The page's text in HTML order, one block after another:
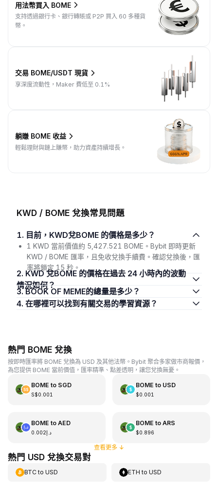
用法幣買入 BOME
支持透過銀行卡、銀行轉賬或 P2P 買入 60 多種貨
幣。
交易 BOME/USDT 現貨
享深度流動性，Maker 費低至 0.1%
躺賺 BOME 收益
輕鬆理財與鏈上賺幣，助力資產持續增長。
KWD / BOME 兌換常見問題
1. 目前，KWD兌BOME 的價格是多少？
1 KWD 當前價值約 5,427.521 BOME。Bybit 即時更新
KWD / BOME 匯率，且免收兌換手續費。確認兌換後，匯
率將鎖定 15 秒。
2. KWD 兌BOME 的價格在過去 24 小時內的波動
情況如何？
3. BOOK OF MEME的總量是多少？
4. 在哪裡可以找到有關交易的學習資源？
熱門 BOME 兌換
按即時匯率將 BOME 兌換為 USD 及其他法幣。Bybit 聚合多家做市商報價，
為您提供 BOME 當前價值，匯率精準、點差透明，讓您兌換無憂。
BOME to SGD
S$0.001
BOME to USD
$0.001
BOME to AED
د.إ0.002
BOME to ARS
$0.896
查看更多↓
熱門 USD 兌換交易對
BTCto USD ETH toUSD